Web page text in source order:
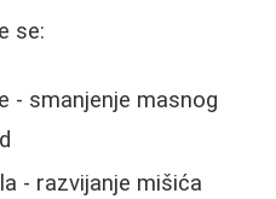
se:
- smanjenje masnog
- razvijanje mišića